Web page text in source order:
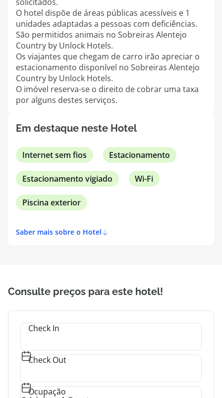
O hotel dispõe de áreas públicas acessíveis e 1
unidades adaptadas a pessoas com deficiências.
São permitidos animais no Sobreiras Alentejo
Country by Unlock Hotels.
Os viajantes que chegam de carro irão apreciar o
estacionamento disponível no Sobreiras Alentejo
Country by Unlock Hotels.
O imóvel reserva-se o direito de cobrar uma taxa
por alguns destes serviços.
Em destaque neste Hotel
Internet sem fios Estacionamento
Estacionamento vigiado Wi-Fi
Piscina exterior
Saber mais sobre o Hotel
Consulte preços para este hotel!
Check In
Check Out
Ocupação